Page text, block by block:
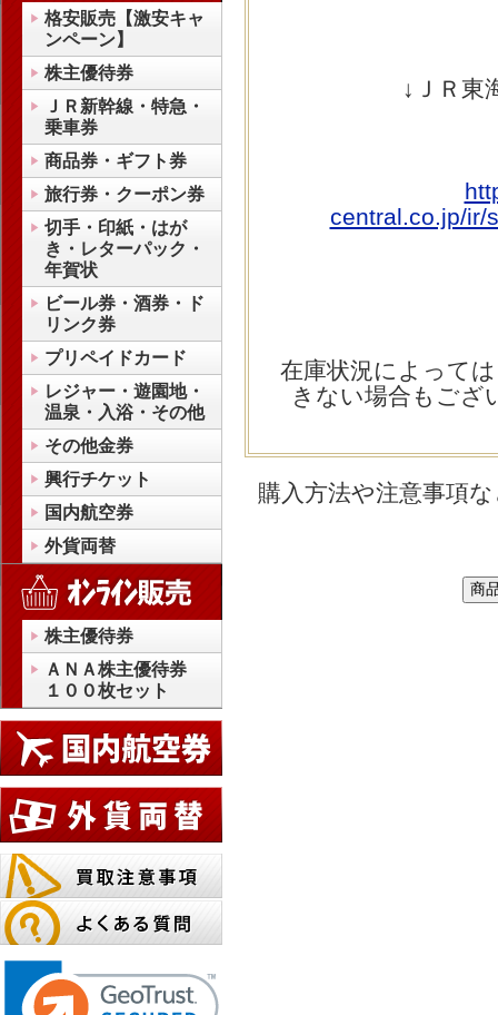
格安販売【激安キャ
ンペーン】
株主優待券
ＪＲ新幹線・特急・
乗車券
商品券・ギフト券
旅行券・クーポン券
切手・印紙・はが
き・レターパック・
年賀状
ビール券・酒券・ド
リンク券
プリペイドカード
レジャー・遊園地・
温泉・入浴・その他
その他金券
興行チケット
国内航空券
外貨両替
株主優待券
ＡＮＡ株主優待券
１００枚セット
↓ＪＲ東
central.co.jp/ir/
在庫状況によって
きない場合もござ
購入方法や注意事項